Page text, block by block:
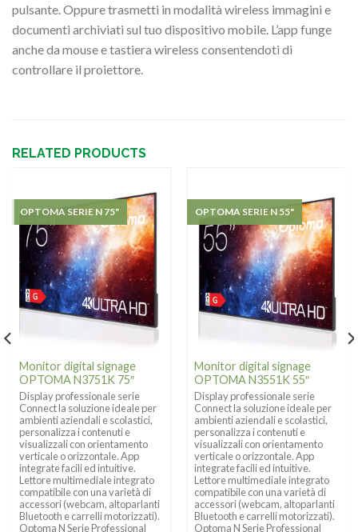
pulsante. Oppure trasmetti in modalità wireless immagini e
documenti archiviati sul tuo dispositivo mobile. L’app funge
anche da mouse e tastiera wireless consentendoti di
controllare il proiettore.
RELATED PRODUCTS
Monitor digital signage
OPTOMA N3751K 75″
Display professionale serie
Connect la soluzione ideale per
ambienti aziendali e scolastici,
personalizza i contenuti e
visualizzali con orientamento
verticale o orizzontale. App
integrate facili ed intuitive.
Lettore multimediale integrato
compatibile con una varietà di
accessori (webcam, altoparlanti
Bluetooth e carrelli motorizzati).
Optoma N Serie Professional
OPTOMA SERIE N 75"
Monitor digital signage
OPTOMA N3551K 55″
Display professionale serie
Connect la soluzione ideale per
ambienti aziendali e scolastici,
personalizza i contenuti e
visualizzali con orientamento
verticale o orizzontale. App
integrate facili ed intuitive.
Lettore multimediale integrato
compatibile con una varietà di
accessori (webcam, altoparlanti
Bluetooth e carrelli motorizzati).
Optoma N Serie Professional
OPTOMA SERIE N 55"